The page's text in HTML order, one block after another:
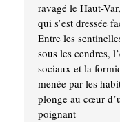
ravagé le Haut-
qui s’est dressée
Entre les
sous les cendres,
sociaux et la
menée par les
plonge au cœur
poignant